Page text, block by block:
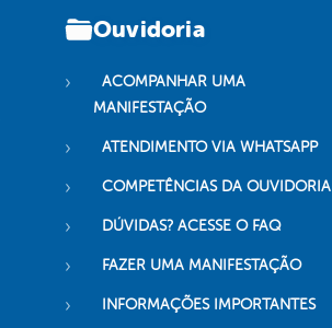
Ouvidoria
ACOMPANHAR UMA
MANIFESTAÇÃO
ATENDIMENTO VIA WHATSAPP
COMPETÊNCIAS DA OUVIDORIA
DÚVIDAS? ACESSE O FAQ
FAZER UMA MANIFESTAÇÃO
INFORMAÇÕES IMPORTANTES